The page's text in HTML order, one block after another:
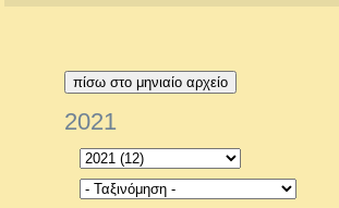
πίσω στο μηνιαίο αρχείο
2021